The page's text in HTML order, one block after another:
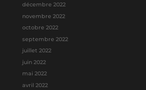
décembre 2022
novembre 2022
octobre 2022
septembre 2022
juillet 2022
juin 2022
mai 2022
avril 2022